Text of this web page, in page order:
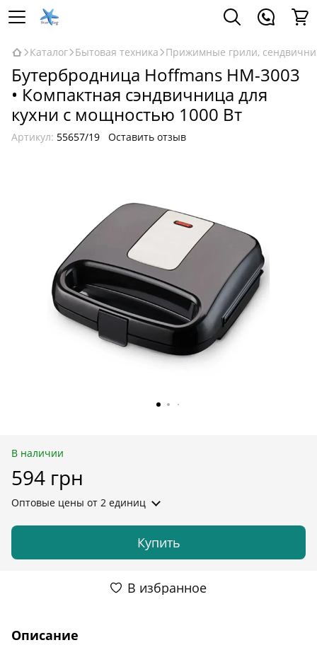
Каталог Бытовая техника Прижимные грили,
Бутербродница Hoffmans HM-3003
• Компактная сэндвичница для
кухни с мощностью 1000 Вт
Артикул: 55657/19 Оставить отзыв
В наличии
594 грн
Оптовые цены от 2 единиц
Купить
В избранное
Описание